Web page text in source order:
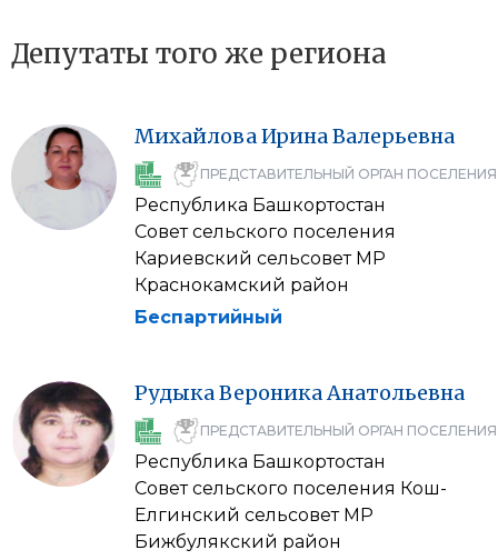
Депутаты того же региона
МихайловаИринаВалерьевна
ПРЕДСТАВИТЕЛЬНЫЙ ОРГАН ПОСЕЛЕНИЯ
Республика Башкортостан
Совет сельского поселения
Кариевский сельсовет МР
Краснокамский район
Беспартийный
РудыкаВероникаАнатольевна
ПРЕДСТАВИТЕЛЬНЫЙ ОРГАН ПОСЕЛЕНИЯ
Республика Башкортостан
Совет сельского поселения Кош-
Елгинский сельсовет МР
Бижбулякский район